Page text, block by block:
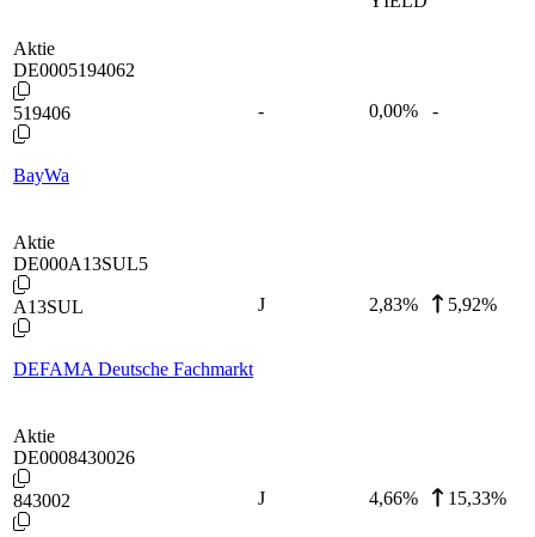
Aktie
DE0005194062
519406
BayWa
- 0,00% -
Aktie
DE000A13SUL5
A13SUL
DEFAMA Deutsche Fachmarkt
J 2,83% 5,92%
Aktie
DE0008430026
843002 J 4,66% 15,33%